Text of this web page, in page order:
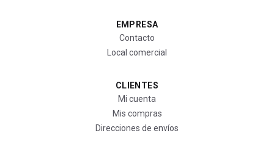
EMPRESA
Contacto
Local comercial
CLIENTES
Mi cuenta
Mis compras
Direcciones de envíos